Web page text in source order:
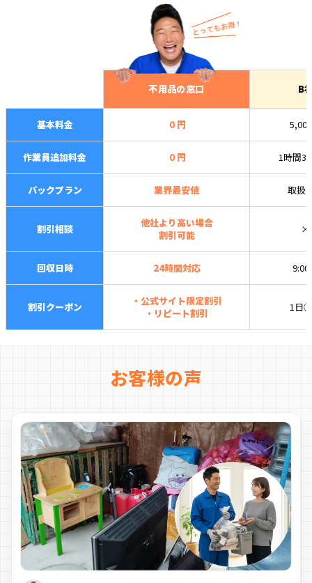
不用品の窓口 B
基本料金 ０円
作業員追加料金 ０円 1時間
パックプラン 業界最安値 取扱
割引相談
他社より高い場合
割引可能
×
回収日時 24時間対応 9:00
割引クーポン
・公式サイト限定割引
・リピート割引
1日
お客様の声